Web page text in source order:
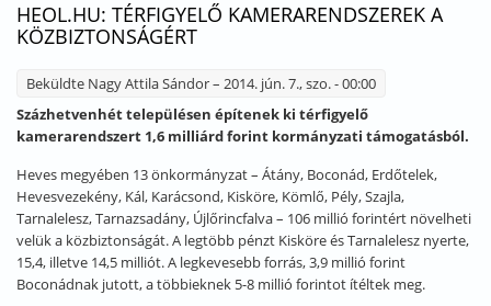
HEOL.HU: TÉRFIGYELŐ KAMERARENDSZEREK A
KÖZBIZTONSÁGÉRT
Beküldte Nagy Attila Sándor– 2014. jún. 7., szo. - 00:00
Százhetvenhét településen építenek ki térfigyelő
kamerarendszert 1,6 milliárd forint kormányzati támogatásból.
Heves megyében 13 önkormányzat – Átány, Boconád, Erdőtelek,
Hevesvezekény, Kál, Karácsond, Kisköre, Kömlő, Pély, Szajla,
Tarnalelesz, Tarnazsadány, Újlőrincfalva – 106 millió forintért növelheti
velük a közbiztonságát. A legtöbb pénzt Kisköre és Tarnalelesz nyerte,
15,4, illetve 14,5 milliót. A legkevesebb forrás, 3,9 millió forint
Boconádnak jutott, a többieknek 5-8 millió forintot ítéltek meg.